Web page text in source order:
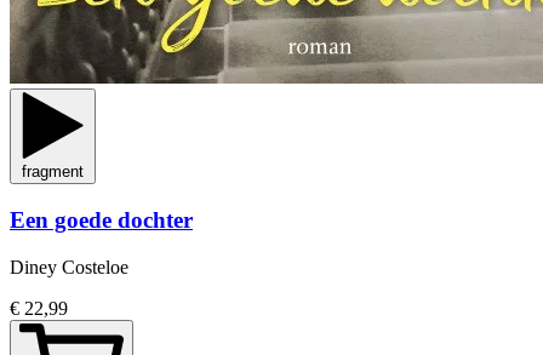
fragment
Een goede dochter
Diney Costeloe
€ 22,99